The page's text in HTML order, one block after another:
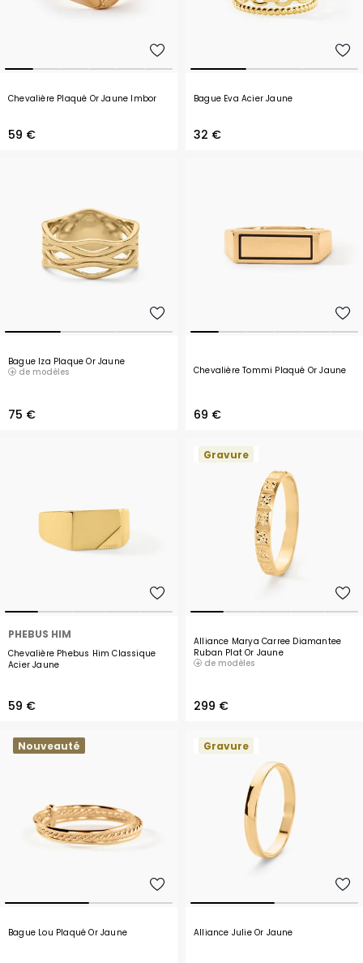
Chevalière Plaqué Or Jaune Imbor
59 €
Bague Eva Acier Jaune
32 €
Bague Iza Plaque Or Jaune
de modèles
75 €
Chevalière Tommi Plaqué Or Jaune
69 €
PHEBUS HIM
Chevalière Phebus Him Classique
Acier Jaune
59 €
Gravure
Alliance Marya Carree Diamantee
Ruban Plat Or Jaune
de modèles
299 €
Nouveauté
Bague Lou Plaqué Or Jaune
Gravure
Alliance Julie Or Jaune